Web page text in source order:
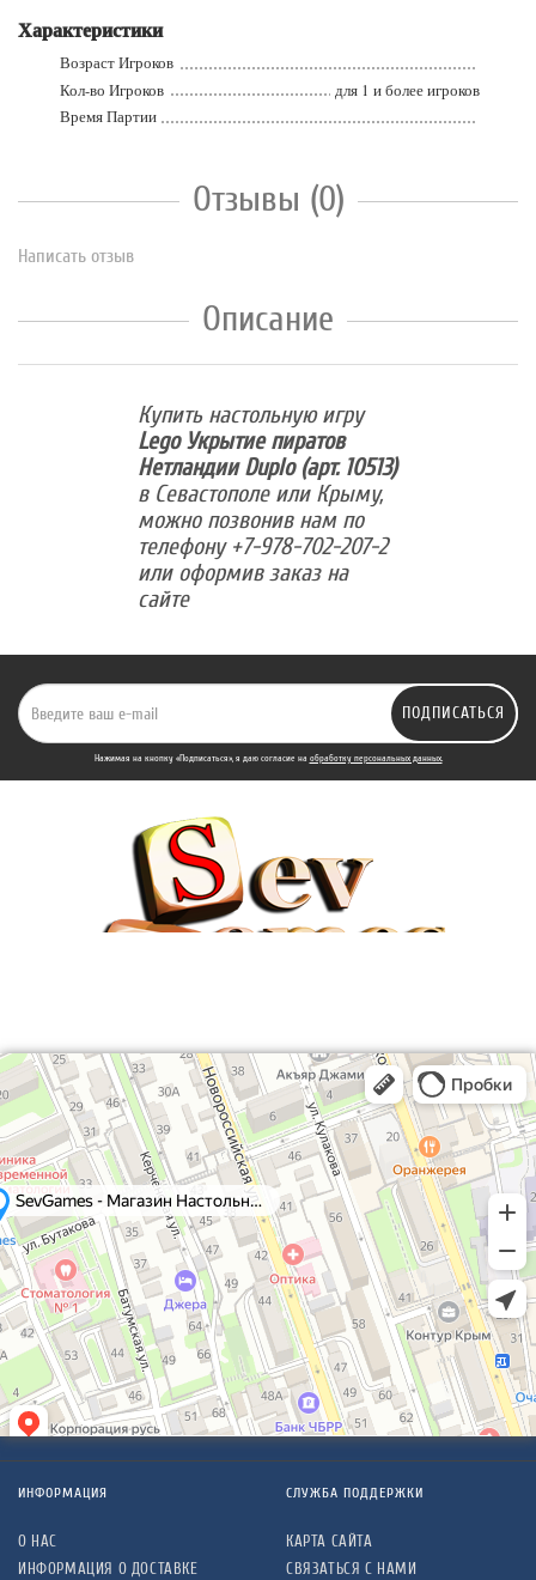
Характеристики
Возраст Игроков
Кол-во Игроков
для 1 и более игроков
Время Партии
Отзывы (0)
Написать отзыв
Описание
Купить настольную игру
Lego Укрытие пиратов
Нетландии Duplo (арт. 10513)
в Севастополе или Крыму,
можно позвонив нам по
телефону +7-978-702-207-2
или оформив заказ на
сайте
ПОДПИСАТЬСЯ
Нажимая на кнопку «Подписаться», я даю cогласие на обработку персональных данных.
ИНФОРМАЦИЯ
О НАС
ИНФОРМАЦИЯ О ДОСТАВКЕ
СЛУЖБА ПОДДЕРЖКИ
КАРТА САЙТА
СВЯЗАТЬСЯ С НАМИ